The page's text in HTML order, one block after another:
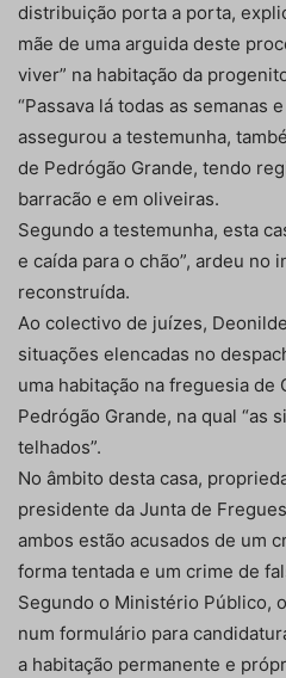
distribuição porta a porta,
mãe de uma arguida deste
viver” na habitação da
“Passava lá todas as semanas
assegurou a testemunha,
de Pedrógão Grande, tendo
barracão e em oliveiras.
Segundo a testemunha, esta
e caída para o chão”, ardeu no
reconstruída.
Ao colectivo de juízes,
situações elencadas no
uma habitação na freguesia de
Pedrógão Grande, na qual “as
telhados”.
No âmbito desta casa,
presidente da Junta de
ambos estão acusados de um
forma tentada e um crime de
Segundo o Ministério Público,
num formulário para
a habitação permanente e